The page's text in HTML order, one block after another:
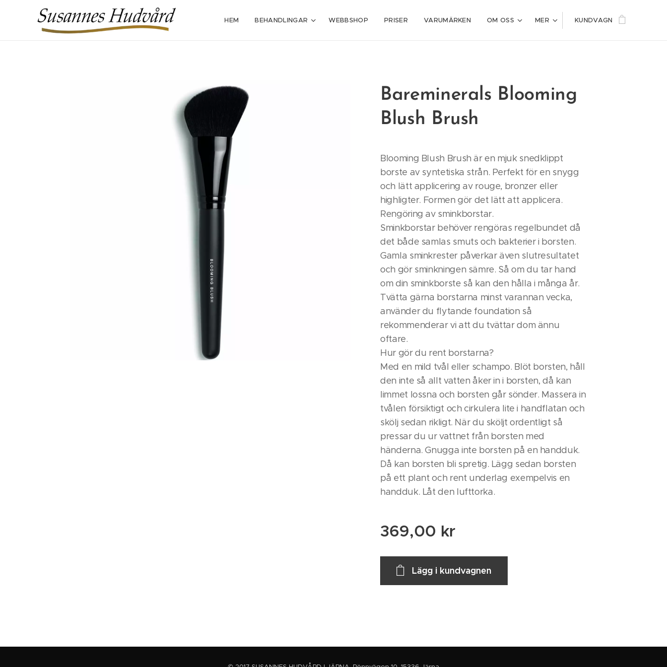
HEM BEHANDLINGAR WEBBSHOP PRISER VARUMÄRKEN OM OSS MER KUNDVAGN
Bareminerals Blooming
Blush Brush
Blooming Blush Brush är en mjuk snedklippt
borste av syntetiska strån. Perfekt för en snygg
och lätt applicering av rouge, bronzer eller
highligter. Formen gör det lätt att applicera.
Rengöring av sminkborstar.
Sminkborstar behöver rengöras regelbundet då
det både samlas smuts och bakterier i borsten.
Gamla sminkrester påverkar även slutresultatet
och gör sminkningen sämre. Så om du tar hand
om din sminkborste så kan den hålla i många år.
Tvätta gärna borstarna minst varannan vecka,
använder du flytande foundation så
rekommenderar vi att du tvättar dom ännu
oftare.
Hur gör du rent borstarna?
Med en mild tvål eller schampo. Blöt borsten, håll
den inte så allt vatten åker in i borsten, då kan
limmet lossna och borsten går sönder. Massera in
tvålen försiktigt och cirkulera lite i handflatan och
skölj sedan rikligt. När du sköljt ordentligt så
pressar du ur vattnet från borsten med
händerna. Gnugga inte borsten på en handduk.
Då kan borsten bli spretig. Lägg sedan borsten
på ett plant och rent underlag exempelvis en
handduk. Låt den lufttorka.
369,00 kr
Lägg i kundvagnen